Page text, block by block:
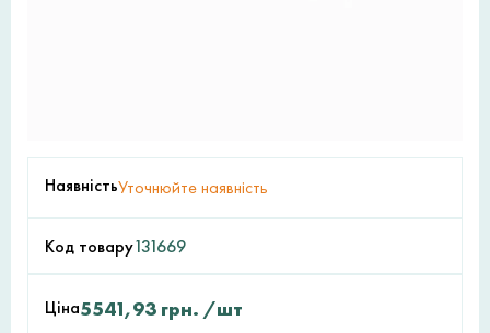
НаявністьУточнюйте наявність
Код товару131669
Ціна5541,93 грн. /шт